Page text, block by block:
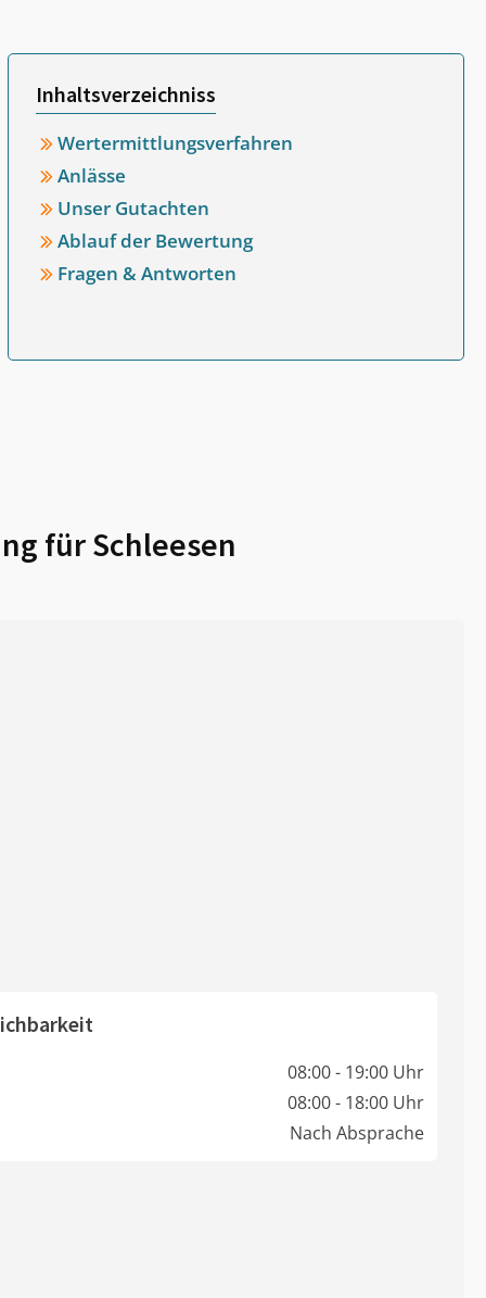
Inhaltsverzeichniss
Wertermittlungsverfahren
Anlässe
Unser Gutachten
Ablauf der Bewertung
Fragen & Antworten
fürSchleesen
08:00 - 19:00 Uhr
08:00 - 18:00 Uhr
Nach Absprache